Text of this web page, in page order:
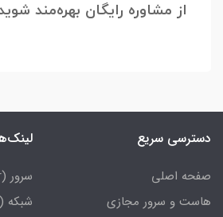
از مشاوره رایگان بهره‌مند
دسترسی سریع
صفحه اصلی
هاست و سرور مجازی
سرور (Server)
شبکه (Network)